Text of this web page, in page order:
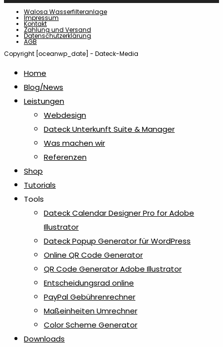
Walosa Wasserfilteranlage
Impressum
Kontakt
Zahlung und Versand
Datenschutzerklärung
AGB
Copyright [oceanwp_date] - Dateck-Media
Home
Blog/News
Leistungen
Webdesign
Dateck Unterkunft Suite & Manager
Was machen wir
Referenzen
Shop
Tutorials
Tools
Dateck Calendar Designer Pro for Adobe
Illustrator
Dateck Popup Generator für WordPress
Online QR Code Generator
QR Code Generator Adobe Illustrator
Entscheidungsrad online
PayPal Gebührenrechner
Maßeinheiten Umrechner
Color Scheme Generator
Downloads